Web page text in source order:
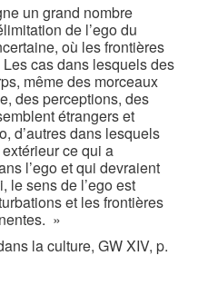
un grand nombre
de l’ego du
où les frontières
cas dans lesquels des
même des morceaux
des perceptions, des
étrangers et
d’autres dans lesquels
ce qui a
l’ego et qui devraient
le sens de l’ego est
et les frontières
»
la culture, GW XIV, p.